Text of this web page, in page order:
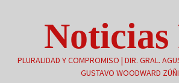
Noticias
PLURALIDAD Y COMPROMISO | DIR. GRAL.
GUSTAVO WOODWARD